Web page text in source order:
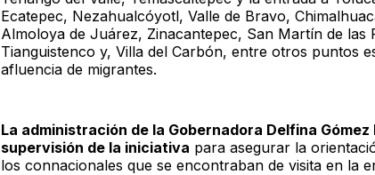
Ecatepec, Nezahualcóyotl, Valle de Bravo,
Almoloya de Juárez, Zinacantepec, San Martín de las
Tianguistenco y, Villa del Carbón, entre otros puntos
afluencia de migrantes.
La administración de la Gobernadora Delfina
supervisión de la iniciativa para asegurar la
los connacionales que se encontraban de visita en la